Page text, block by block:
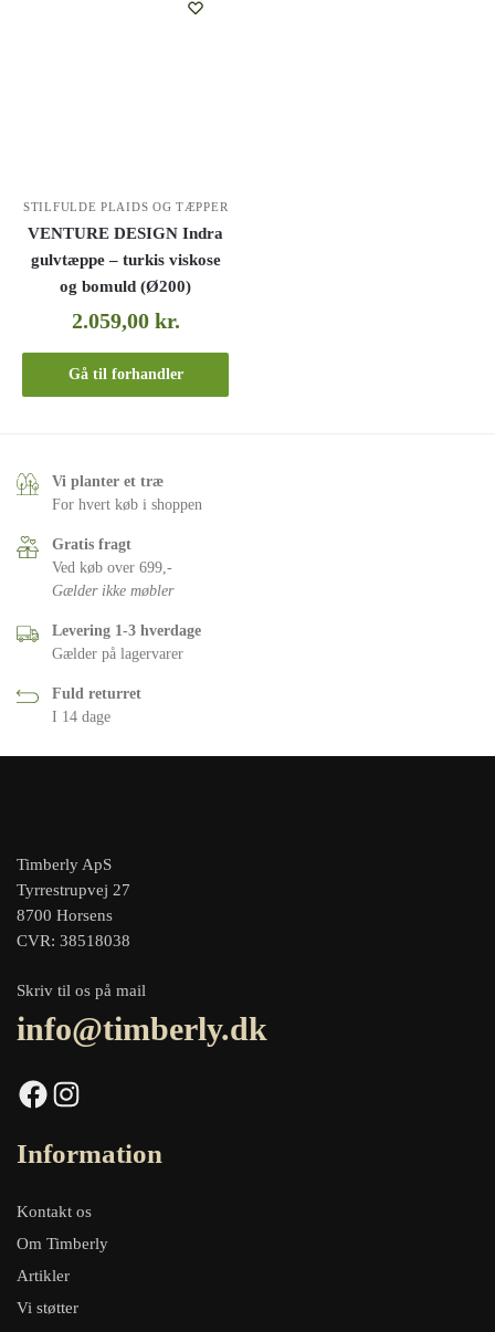
STILFULDE PLAIDS OG TÆPPER
VENTURE DESIGN Indra
gulvtæppe – turkis viskose
og bomuld (Ø200)
2.059,00 kr.
Gå til forhandler
Vi planter et træ
For hvert køb i shoppen
Gratis fragt
Ved køb over 699,-
Gælder ikke møbler
Levering 1-3 hverdage
Gælder på lagervarer
Fuld returret
I 14 dage
Timberly ApS
Tyrrestrupvej 27
8700 Horsens
CVR: 38518038
Skriv til os på mail
info@timberly.dk
Facebook Instagram
Information
Kontakt os
Om Timberly
Artikler
Vi støtter